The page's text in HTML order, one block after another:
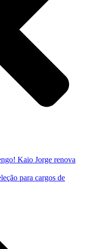
Kaio Jorge renova
para cargos de